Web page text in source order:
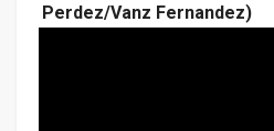
Perdez/Vanz Fernandez)